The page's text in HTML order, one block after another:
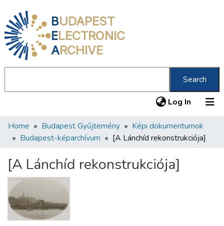
BUDAPEST
ELECTRONIC
ARCHIVE
Search
Log In (current)
Communities & Collections
Statistics
About us
Home Budapest Gyűjtemény
Képi dokumentumok
Budapest-képarchívum
[A Lánchíd rekonstrukciója]
[A Lánchíd rekonstrukciója]